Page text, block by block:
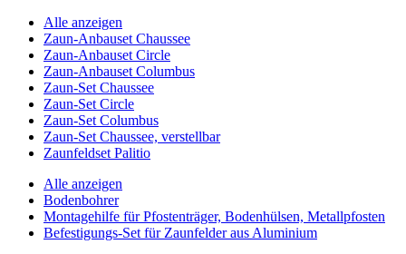
Alle anzeigen
Zaun-Anbauset Chaussee
Zaun-Anbauset Circle
Zaun-Anbauset Columbus
Zaun-Set Chaussee
Zaun-Set Circle
Zaun-Set Columbus
Zaun-Set Chaussee, verstellbar
Zaunfeldset Palitio
Alle anzeigen
Bodenbohrer
Montagehilfe für Pfostenträger, Bodenhülsen, Metallpfosten
Befestigungs-Set für Zaunfelder aus Aluminium